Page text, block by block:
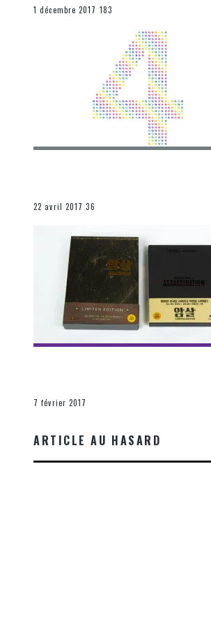
1 décembre 2017 183
22 avril 2017 36
7 février 2017
ARTICLE AU HASARD